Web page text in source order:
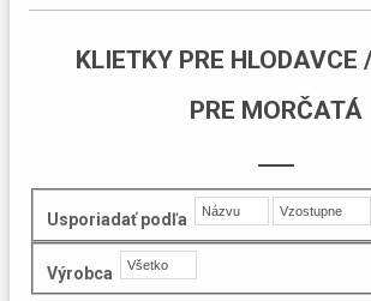
KLIETKY PRE HLODAVCE
PRE MORČATÁ
Usporiadať podľa Názvu Vzostupne
Výrobca Všetko